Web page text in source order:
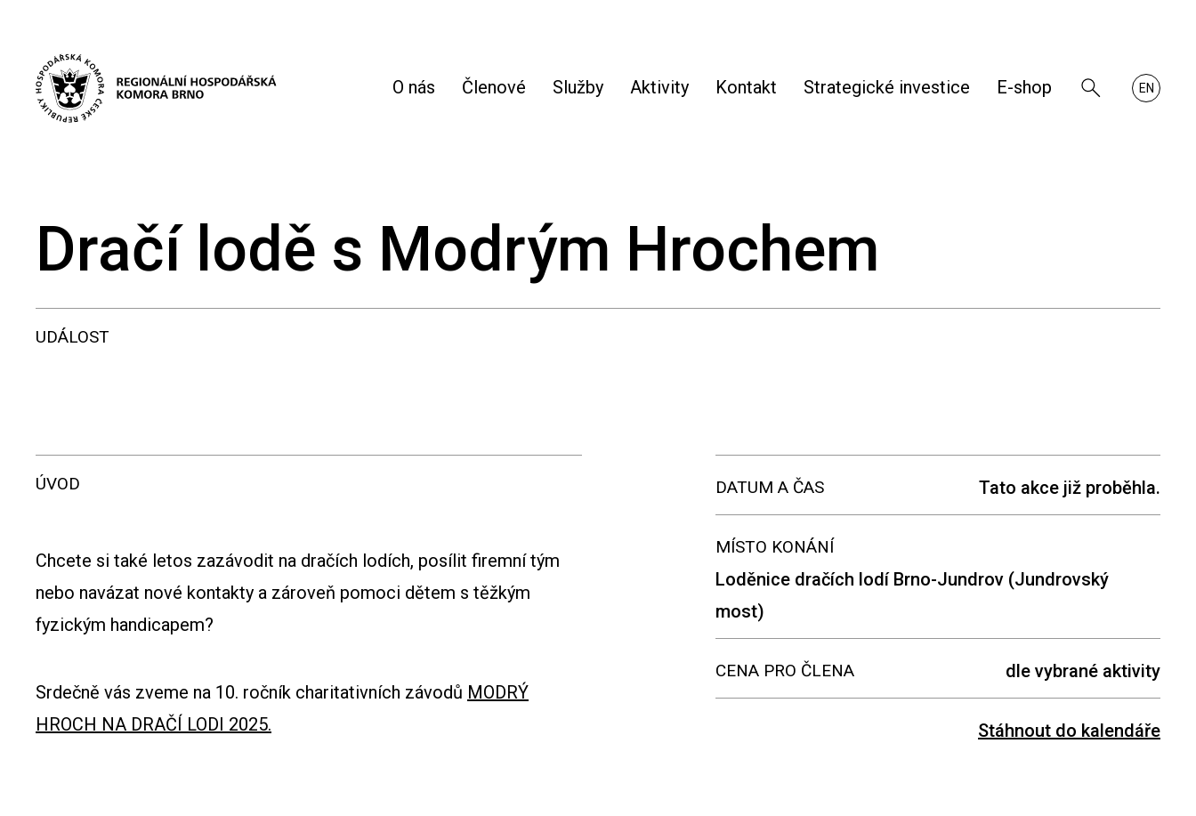
O nás Členové Služby Aktivity Kontakt Strategické investice E-shop
ZobrazitEN
About
Dračí lodě s Modrým Hrochem
UDÁLOST
ÚVOD
Chcete si také letos zazávodit na dračích lodích, posílit firemní tým
nebo navázat nové kontakty a zároveň pomoci dětem s těžkým
fyzickým handicapem?
Srdečně vás zveme na 10. ročník charitativních závodů MODRÝ
HROCH NA DRAČÍ LODI 2025.
DATUM A ČAS Tato akce již proběhla.
MÍSTO KONÁNÍ
Loděnice dračích lodí Brno-Jundrov (Jundrovský
most)
CENA PRO ČLENA dle vybrané aktivity
Stáhnout do kalendáře